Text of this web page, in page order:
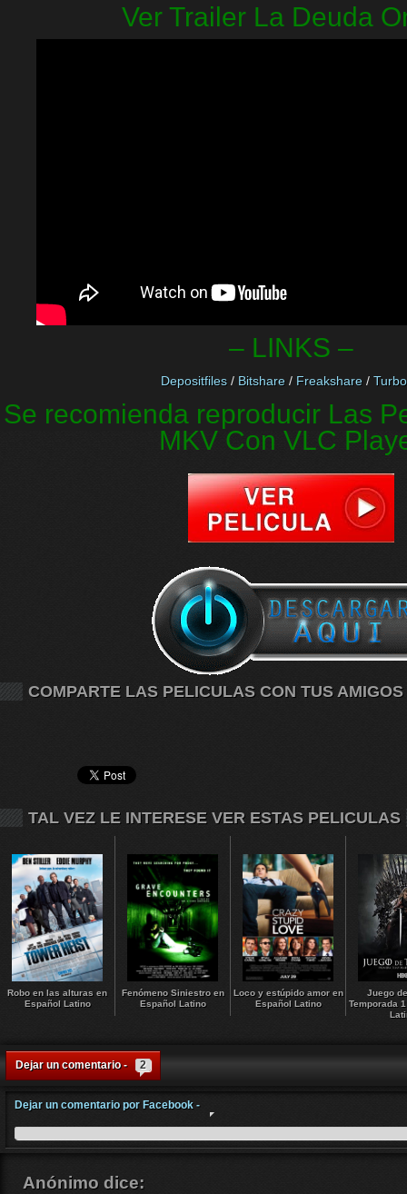
Ver Trailer La Deuda
– LINKS –
Depositfiles / Bitshare / Freakshare /
Se recomienda reproducir Las
MKV Con VLC
COMPARTE LAS PELICULAS CON TUS AMIGOS
TAL VEZ LE INTERESE VER ESTAS PELICULAS
Robo en las alturas en
Español Latino
Fenómeno Siniestro en
Español Latino
Loco y estúpido amor en
Español Latino
Juego
Temporada
Dejar un comentario - 2
Dejar un comentario por Facebook -
Anónimo dice: